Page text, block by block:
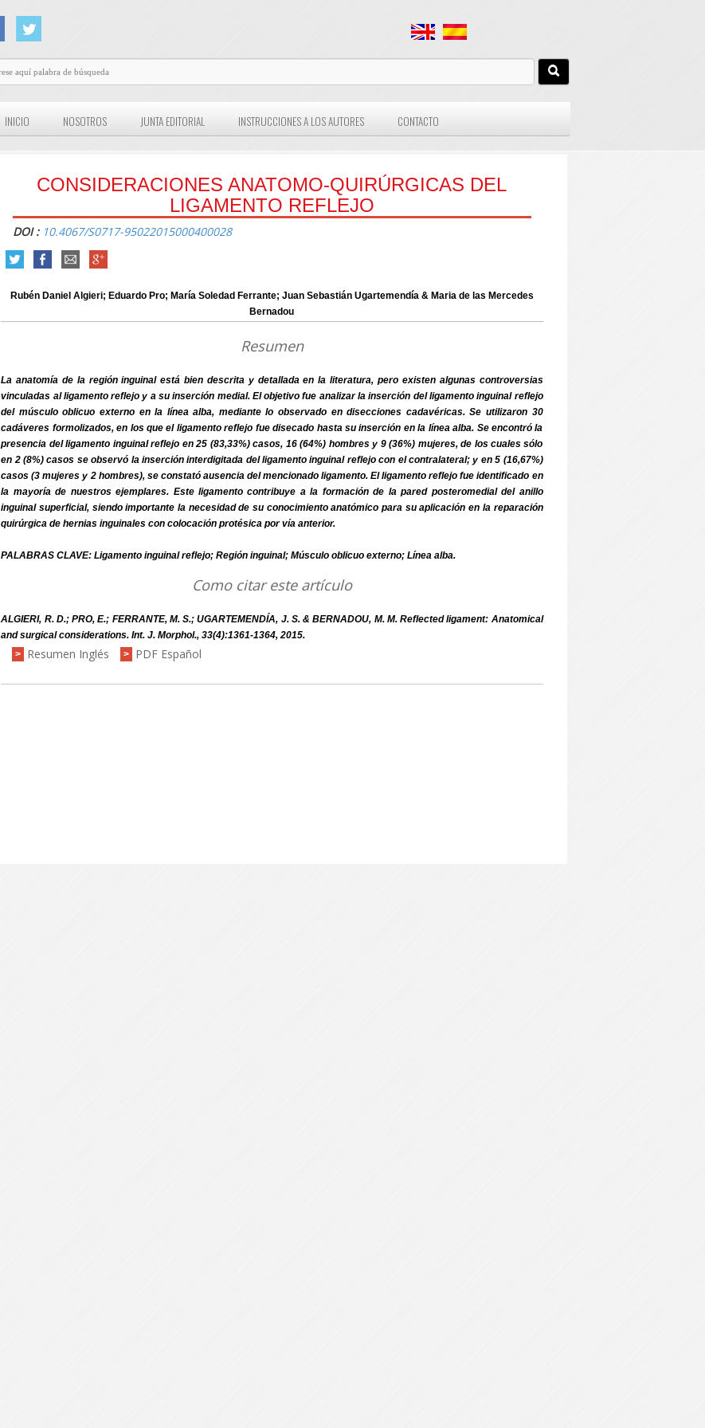
INICIO NOSOTROS JUNTA EDITORIAL INSTRUCCIONES A LOS AUTORES CONTACTO
CONSIDERACIONES ANATOMO-QUIRÚRGICAS DEL
LIGAMENTO REFLEJO
DOI : 10.4067/S0717-95022015000400028
Rubén Daniel Algieri; Eduardo Pro; María Soledad Ferrante; Juan Sebastián Ugartemendía & Maria de las Mercedes
Bernadou
Resumen
La anatomía de la región inguinal está bien descrita y detallada en la literatura, pero existen algunas controversias
vinculadas al ligamento reflejo y a su inserción medial. El objetivo fue analizar la inserción del ligamento inguinal reflejo
del músculo oblicuo externo en la línea alba, mediante lo observado en disecciones cadavéricas. Se utilizaron 30
cadáveres formolizados, en los que el ligamento reflejo fue disecado hasta su inserción en la línea alba. Se encontró la
presencia del ligamento inguinal reflejo en 25 (83,33%) casos, 16 (64%) hombres y 9 (36%) mujeres, de los cuales sólo
en 2 (8%) casos se observó la inserción interdigitada del ligamento inguinal reflejo con el contralateral; y en 5 (16,67%)
casos (3 mujeres y 2 hombres), se constató ausencia del mencionado ligamento. El ligamento reflejo fue identificado en
la mayoría de nuestros ejemplares. Este ligamento contribuye a la formación de la pared posteromedial del anillo
inguinal superficial, siendo importante la necesidad de su conocimiento anatómico para su aplicación en la reparación
quirúrgica de hernias inguinales con colocación protésica por vía anterior.
PALABRAS CLAVE: Ligamento inguinal reflejo; Región inguinal; Músculo oblicuo externo; Línea alba.
Como citar este artículo
ALGIERI, R. D.; PRO, E.; FERRANTE, M. S.; UGARTEMENDÍA, J. S. & BERNADOU, M. M. Reflected ligament: Anatomical
and surgical considerations. Int. J. Morphol., 33(4):1361-1364, 2015.
>
Resumen Inglés > PDF Español